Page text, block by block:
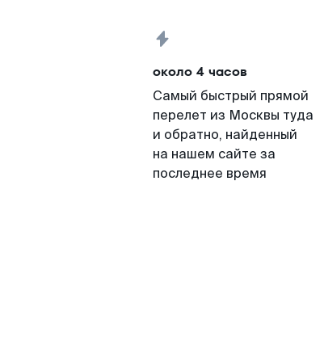
около 4 часов
Самый быстрый прямой
перелет из Москвы туда
и обратно, найденный
на нашем сайте за
последнее время